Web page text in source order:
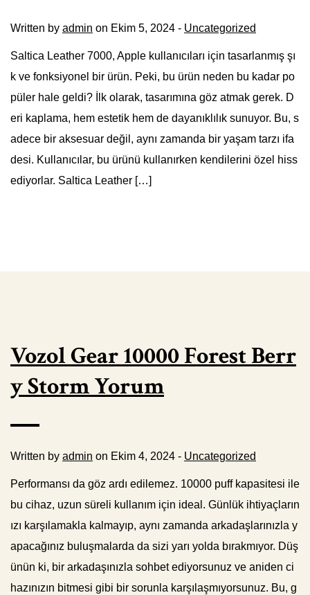
Written by admin on Ekim 5, 2024 - Uncategorized
Saltica Leather 7000, Apple kullanıcıları için tasarlanmış şı
k ve fonksiyonel bir ürün. Peki, bu ürün neden bu kadar po
püler hale geldi? İlk olarak, tasarımına göz atmak gerek. D
eri kaplama, hem estetik hem de dayanıklılık sunuyor. Bu, s
adece bir aksesuar değil, aynı zamanda bir yaşam tarzı ifa
desi. Kullanıcılar, bu ürünü kullanırken kendilerini özel hiss
ediyorlar. Saltica Leather […]
Vozol Gear 10000 Forest Berr
y Storm Yorum
Written by admin on Ekim 4, 2024 - Uncategorized
Performansı da göz ardı edilemez. 10000 puff kapasitesi ile
bu cihaz, uzun süreli kullanım için ideal. Günlük ihtiyaçların
ızı karşılamakla kalmayıp, aynı zamanda arkadaşlarınızla y
apacağınız buluşmalarda da sizi yarı yolda bırakmıyor. Düş
ünün ki, bir arkadaşınızla sohbet ediyorsunuz ve aniden ci
hazınızın bitmesi gibi bir sorunla karşılaşmıyorsunuz. Bu, g